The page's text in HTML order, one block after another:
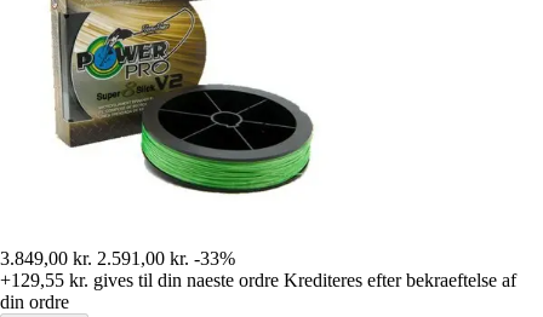
3.849,00 kr. 2.591,00 kr. -33%
+129,55 kr. gives til din naeste ordre Krediteres efter bekraeftelse af
din ordre